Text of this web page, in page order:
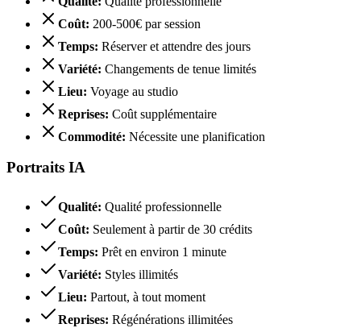
Coût: 200-500€ par session
Temps: Réserver et attendre des jours
Variété: Changements de tenue limités
Lieu: Voyage au studio
Reprises: Coût supplémentaire
Commodité: Nécessite une planification
Portraits IA
Qualité: Qualité professionnelle
Coût: Seulement à partir de 30 crédits
Temps: Prêt en environ 1 minute
Variété: Styles illimités
Lieu: Partout, à tout moment
Reprises: Régénérations illimitées